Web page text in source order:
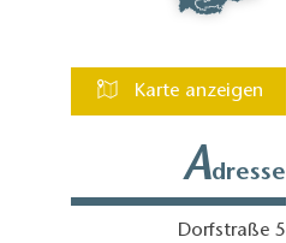
Karte anzeigen
Adresse
Dorfstraße 5